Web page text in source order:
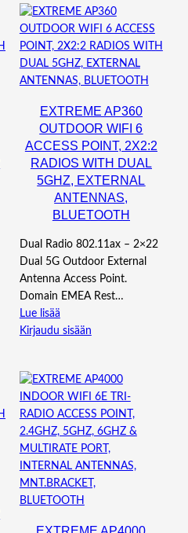
EXTREME AP360
OUTDOOR WIFI 6
ACCESS POINT, 2X2:2
RADIOS WITH DUAL
5GHZ, EXTERNAL
ANTENNAS,
BLUETOOTH
Dual Radio 802.11ax – 2×22
Dual 5G Outdoor External
Antenna Access Point.
Domain EMEA Rest…
Lue lisää
Kirjaudu sisään